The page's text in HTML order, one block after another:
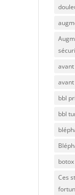
bbl
bbl
botox
Ces